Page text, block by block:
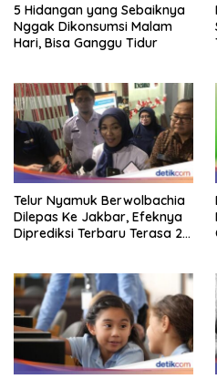
5 Hidangan yang Sebaiknya
Nggak Dikonsumsi Malam
Hari, Bisa Ganggu Tidur
Telur Nyamuk Berwolbachia
Dilepas Ke Jakbar, Efeknya
Diprediksi Terbaru Terasa 2